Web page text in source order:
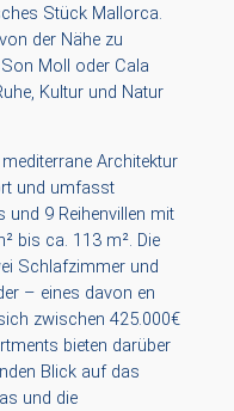
Stück Mallorca.
der Nähe zu
Moll oder Cala
Kultur und Natur
Architektur
und umfasst
9 Reihenvillen mit
bis ca. 113 m². Die
Schlafzimmer und
– eines davon en
zwischen 425.000€
bieten darüber
Blick auf das
und die